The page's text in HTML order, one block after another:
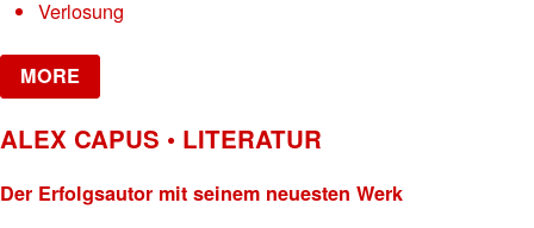
Verlosung
MORE
ALEX CAPUS • LITERATUR
Der Erfolgsautor mit seinem neuesten Werk